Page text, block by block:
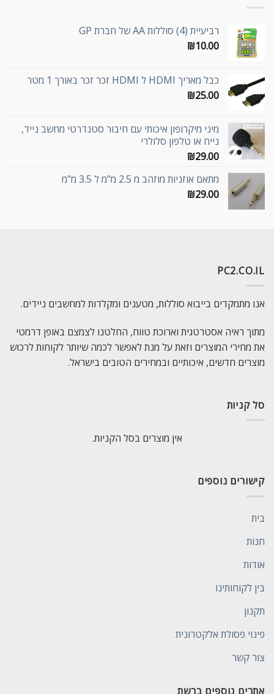
רביעיית (4) סוללות AA של חברת GP
₪10.00
כבל מאריך HDMI ל HDMI זכר זכר באורך 1 מטר
₪25.00
מיני מיקרופון איכותי עם חיבור סטנדרטי מחשב נייד,
נייח או טלפון סלולרי
₪29.00
מתאם אוזניות מוזהב מ 2.5 מ"מ ל 3.5 מ"מ
₪29.00
PC2.CO.IL
אנו מתמקדים בייבוא סוללות, מטענים ומקלדות למחשבים ניידים.
מתוך ראיה אסטרטגית וארוכת טווח, החלטנו לצמצם באופן דרמטי
את מחירי המוצרים וזאת על מנת לאפשר לכמה שיותר לקוחות לרכוש
מוצרים חדשים, איכותיים ובמחירים הטובים בישראל.
סל קניות
אין מוצרים בסל הקניות.
קישורים נוספים
בית
חנות
אודות
בין לקוחותינו
תקנון
פינוי פסולת אלקטרונית
צור קשר
אתרים נוספים ברשת